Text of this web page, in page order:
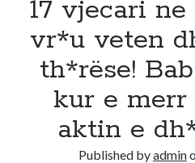
17 vjecari
vr*u veten
th*rëse!
kur e merr
aktin e
Published byadmin